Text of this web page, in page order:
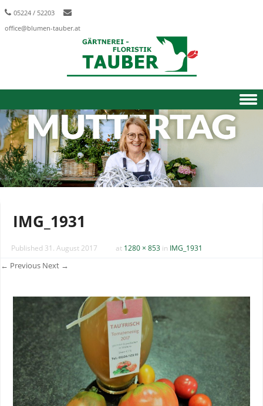
05224 / 52203
office@blumen-tauber.at
Skip to content
IMG_1931
Published 31. August 2017 at 1280 × 853 in IMG_1931
← Previous Next →